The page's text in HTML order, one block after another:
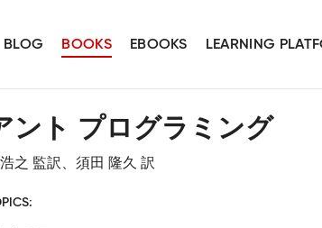
BLOG BOOKS EBOOKS LEARNING
ント プログラミング
之 監訳、須田 隆久 訳